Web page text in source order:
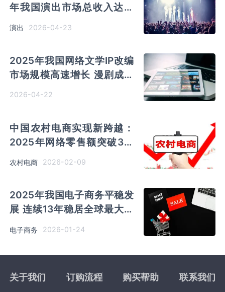
年我国演出市场总收入达到
837.22亿元
演出 2026-04-23
2025年我国网络文学IP改编
市场规模高速增长 漫剧成为
“年度最热内容业态”
2026-04-22
中国农村电商实现新跨越：
2025年网络零售额突破3万
升级
农村电商 2026-02-09
2025年我国电子商务平稳发
展 连续13年稳居全球最大网
电子商务 2026-01-24
关于我们 订购流程 购买帮助 联系我们